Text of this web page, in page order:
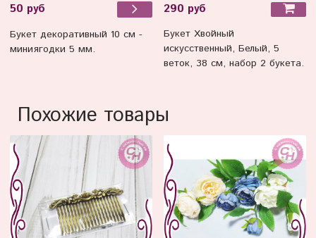
50 руб
Букет декоративный 10 см -
миниягодки 5 мм.
290 руб
Букет Хвойный
искусственный, Белый, 5
веток, 38 см, набор 2 букета.
Похожие товары